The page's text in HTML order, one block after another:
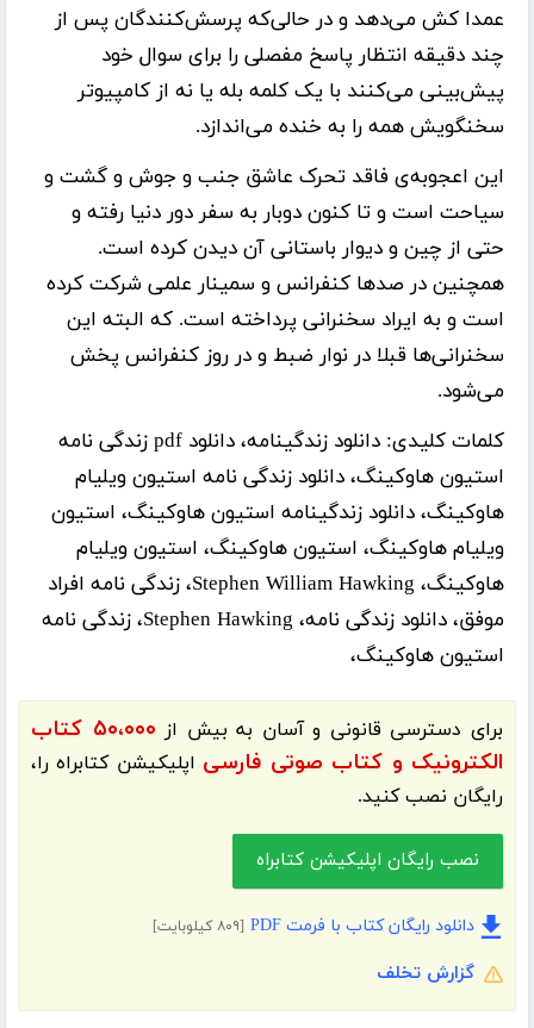
عمدا کش می‌دهد و در حالی‌که پرسش‌کنندگان پس از
چند دقیقه انتظار پاسخ مفصلی را برای سوال خود
پیش‌بینی می‌کنند با یک کلمه بله یا نه از کامپیوتر
سخنگویش همه را به خنده می‌اندازد.
این اعجوبه‌ی فاقد تحرک عاشق جنب و جوش و گشت و
سیاحت است و تا کنون دوبار به سفر دور دنیا رفته و
حتی از چین و دیوار باستانی آن دیدن کرده است.
همچنین در صدها کنفرانس و سمینار علمی شرکت کرده
است و به ایراد سخنرانی پرداخته است. که البته این
سخنرانی‌ها قبلا در نوار ضبط و در روز کنفرانس پخش
می‌شود.
کلمات کلیدی:
دانلود زندگینامه، دانلود pdf زندگی نامه
استیون هاوکینگ، دانلود زندگی نامه استیون ویلیام
هاوکینگ، دانلود زندگینامه استیون هاوکینگ، استیون
ویلیام هاوکینگ، استیون هاوکینگ، استیون ویلیام
هاوکینگ، Stephen William Hawking، زندگی نامه افراد
موفق، دانلود زندگی نامه، Stephen Hawking، زندگی نامه
استیون هاوکینگ،
برای دسترسی قانونی و آسان به بیش از
۵۰،۰۰۰ کتاب
الکترونیک و کتاب صوتی فارسی اپلیکیشنکتابراهرا،
رایگان نصب کنید.
نصب رایگان اپلیکیشن کتابراه
دانلود رایگان کتاب با فرمت PDF [۸۰۹ کیلوبایت]
گزارش تخلف